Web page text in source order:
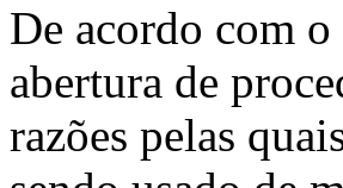
De acordo com
abertura de
razões pelas